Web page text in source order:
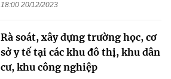
18:00 20/12/2023
Rà soát, xây dựng trường học, cơ
sở y tế tại các khu đô thị, khu dân
cư, khu công nghiệp